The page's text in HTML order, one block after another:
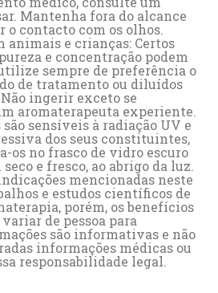
Mantenha fora do alcance
o contacto com os olhos.
animais e crianças: Certos
e concentração podem
sempre de preferência o
de tratamento ou diluídos
ingerir exceto se
aromaterapeuta experiente.
são sensíveis à radiação UV e
dos seus constituintes,
os no frasco de vidro escuro
e fresco, ao abrigo da luz.
mencionadas neste
e estudos científicos de
porém, os benefícios
de pessoa para
são informativas e não
informações médicas ou
responsabilidade legal.